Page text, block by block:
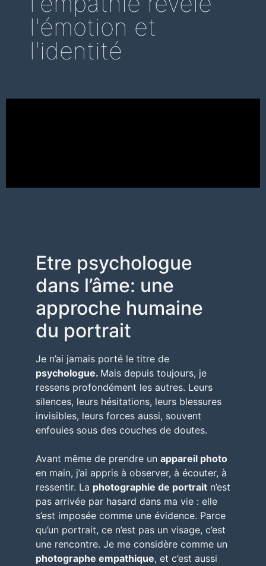
l'émotion et
l'identité
Etre psychologue
dans l’âme: une
approche humaine
du portrait
Je n’ai jamais porté le titre de
psychologue. Mais depuis toujours, je
ressens profondément les autres. Leurs
silences, leurs hésitations, leurs blessures
invisibles, leurs forces aussi, souvent
enfouies sous des couches de doutes.
Avant même de prendre un appareil photo
en main, j’ai appris à observer, à écouter, à
ressentir. La photographie de portrait n’est
pas arrivée par hasard dans ma vie : elle
s’est imposée comme une évidence. Parce
qu’un portrait, ce n’est pas un visage, c’est
une rencontre. Je me considère comme un
photographe empathique, et c’est aussi